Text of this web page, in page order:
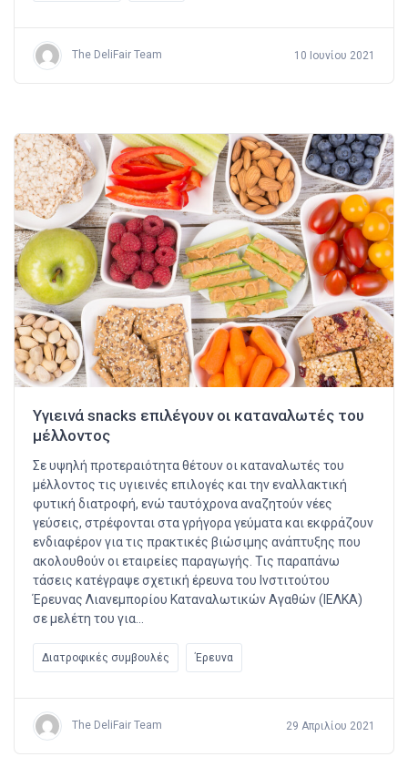
The DeliFair Team 10 Ιουνίου 2021
Υγιεινά snacks επιλέγουν οι καταναλωτές του
μέλλοντος
Σε υψηλή προτεραιότητα θέτουν οι καταναλωτές του
μέλλοντος τις υγιεινές επιλογές και την εναλλακτική
φυτική διατροφή, ενώ ταυτόχρονα αναζητούν νέες
γεύσεις, στρέφονται στα γρήγορα γεύματα και εκφράζουν
ενδιαφέρον για τις πρακτικές βιώσιμης ανάπτυξης που
ακολουθούν οι εταιρείες παραγωγής. Τις παραπάνω
τάσεις κατέγραψε σχετική έρευνα του Ινστιτούτου
Έρευνας Λιανεμπορίου Καταναλωτικών Αγαθών (ΙΕΛΚΑ)
σε μελέτη του για…
Διατροφικές συμβουλές Έρευνα
The DeliFair Team 29 Απριλίου 2021